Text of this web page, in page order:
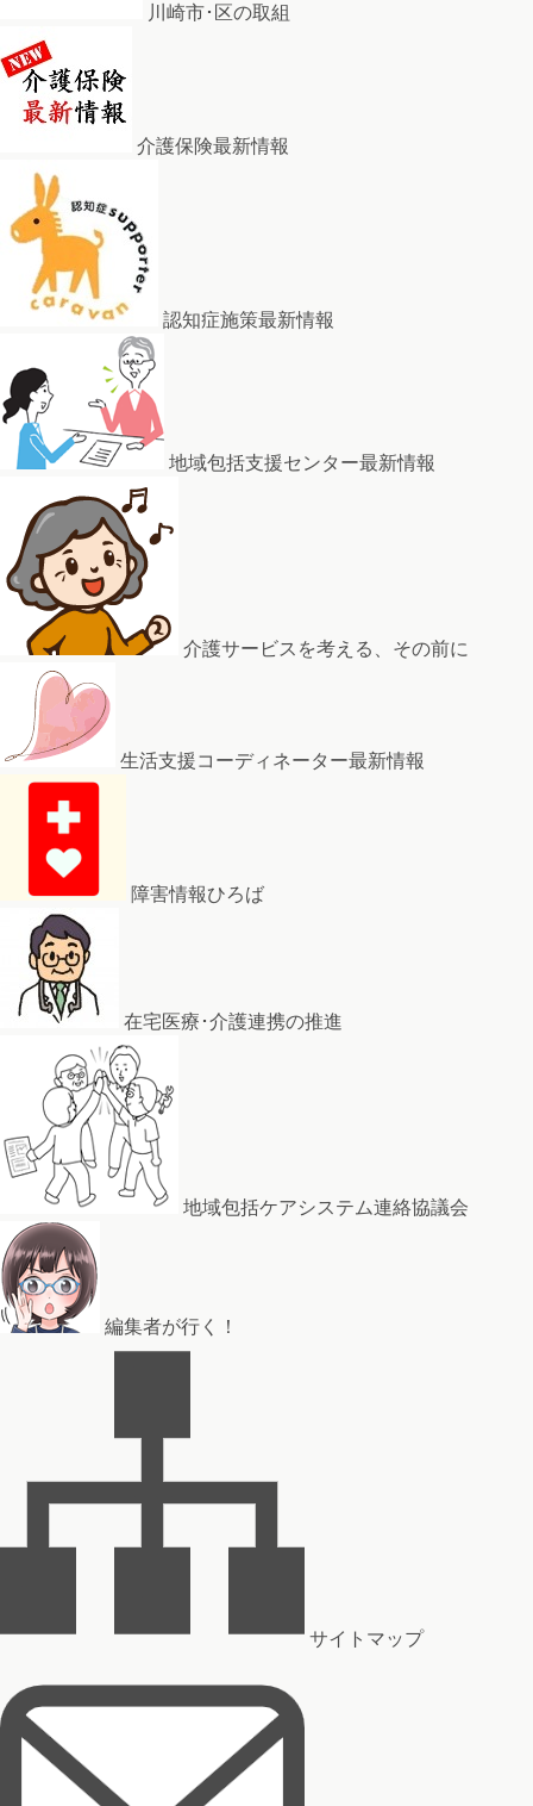
川崎市･区の取組
介護保険最新情報
認知症施策最新情報
地域包括支援センター最新情報
介護サービスを考える、その前に
生活支援コーディネーター最新情報
障害情報ひろば
在宅医療･介護連携の推進
地域包括ケアシステム連絡協議会
編集者が行く！
サイトマップ